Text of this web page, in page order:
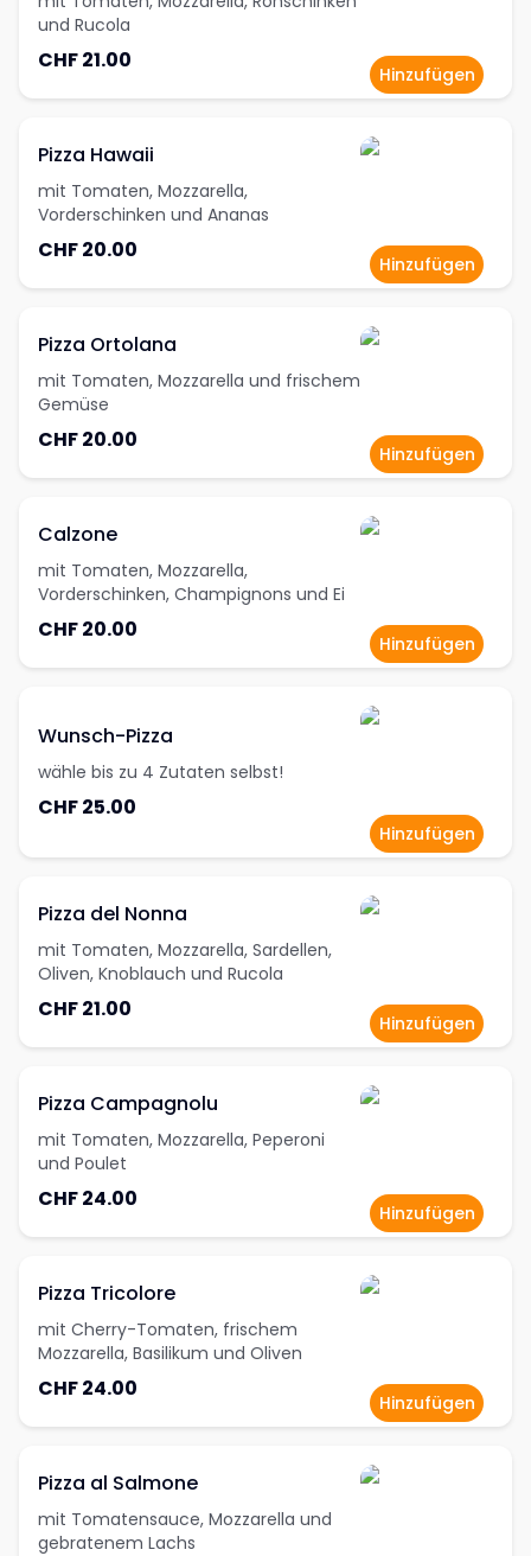
und Rucola
CHF 21.00
Hinzufügen
Pizza Hawaii
mit Tomaten, Mozzarella,
Vorderschinken und Ananas
CHF 20.00
Hinzufügen
Pizza Ortolana
mit Tomaten, Mozzarella und frischem
Gemüse
CHF 20.00
Hinzufügen
Calzone
mit Tomaten, Mozzarella,
Vorderschinken, Champignons und Ei
CHF 20.00
Hinzufügen
Wunsch-Pizza
wähle bis zu 4 Zutaten selbst!
CHF 25.00
Hinzufügen
Pizza del Nonna
mit Tomaten, Mozzarella, Sardellen,
Oliven, Knoblauch und Rucola
CHF 21.00
Hinzufügen
Pizza Campagnolu
mit Tomaten, Mozzarella, Peperoni
und Poulet
CHF 24.00
Hinzufügen
Pizza Tricolore
mit Cherry-Tomaten, frischem
Mozzarella, Basilikum und Oliven
CHF 24.00
Hinzufügen
Pizza al Salmone
mit Tomatensauce, Mozzarella und
gebratenem Lachs